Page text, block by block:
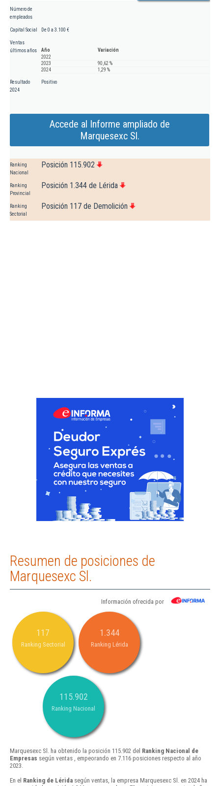
Número de
empleados
Capital Social De 0 a 3.100 €
Ventas
últimos años
Año
Variación
2022
2023
90,62 %
2024
1,29 %
Resultado
2024
Positivo
Accede al Informe ampliado de
Marquesexc Sl.
Ranking
Nacional
Posición 115.902
Ranking
Provincial
Posición 1.344 de Lérida
Ranking
Sectorial
Posición 117 de Demolición
Resumen de posiciones de
Marquesexc Sl.
Información ofrecida por
117
Ranking Sectorial
1.344
Ranking Lérida
115.902
Ranking Nacional
Marquesexc Sl. ha obtenido la posición 115.902 del Ranking Nacional de
Empresas según ventas , empeorando en 7.116 posiciones respecto al año
2023.
En el Ranking de Lérida según ventas, la empresa Marquesexc Sl. en 2024 ha